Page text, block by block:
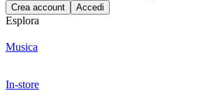
Crea account Accedi
Esplora
Musica
In-store